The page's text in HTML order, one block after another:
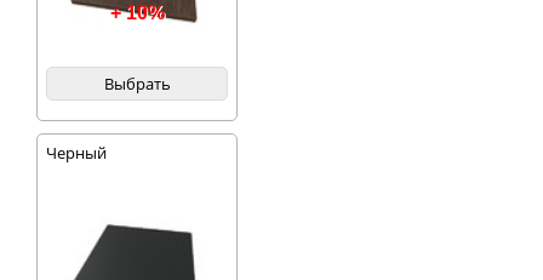
+ 10%
Выбрать
Черный